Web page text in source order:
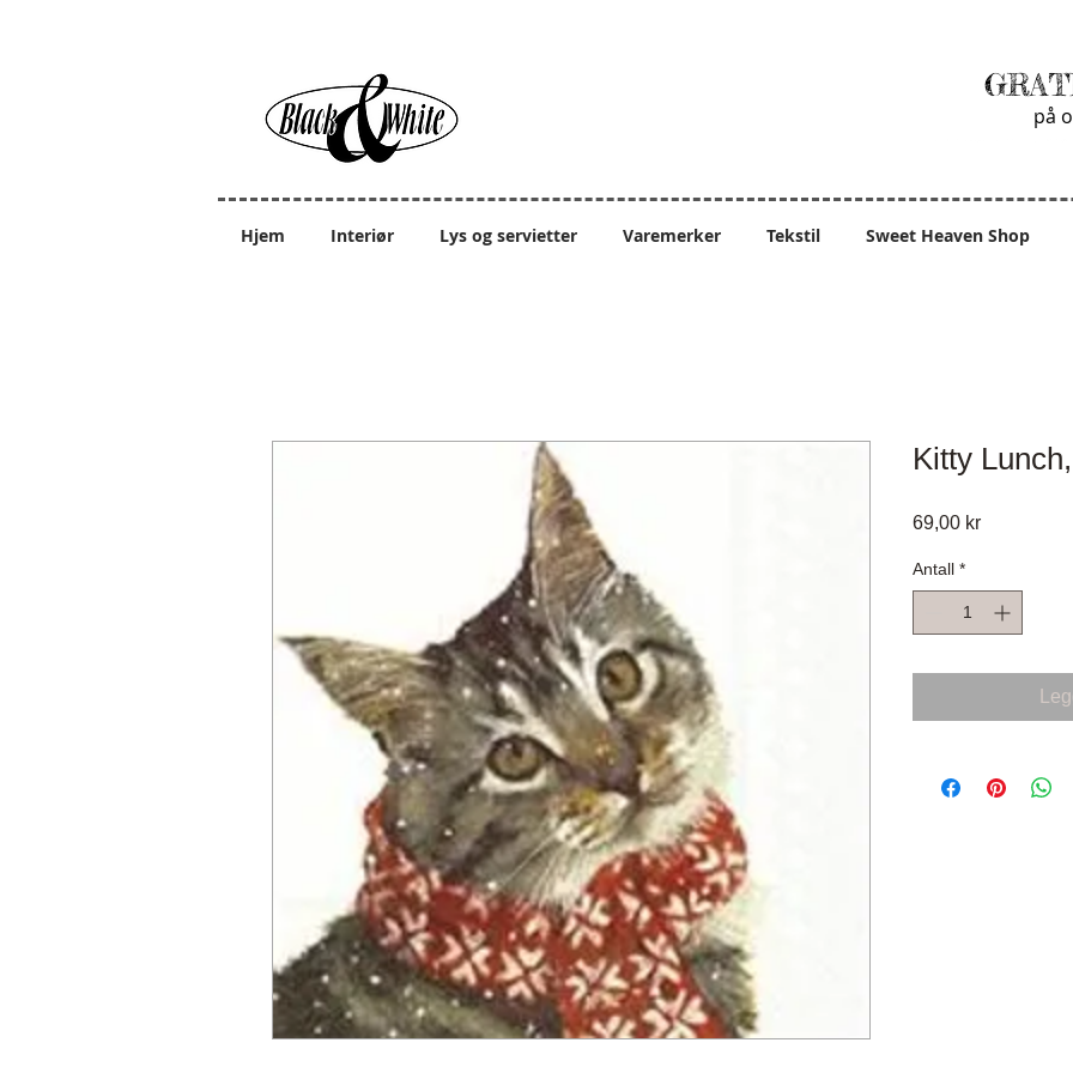
på
Hjem Interiør Lys og servietter Varemerker Tekstil Sweet Heaven Shop
Kitty Lunch,
69,00 krPris
Antall *